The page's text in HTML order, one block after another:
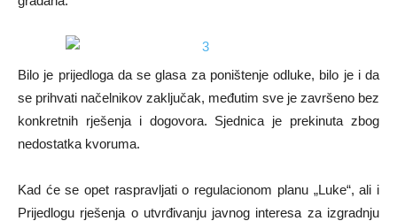
Bilo je prijedloga da se glasa za poništenje odluke, bilo je i da
se prihvati načelnikov zaključak, međutim sve je završeno bez
konkretnih rješenja i dogovora. Sjednica je prekinuta zbog
nedostatka kvoruma.
Kad će se opet raspravljati o regulacionom planu „Luke“, ali i
Prijedlogu rješenja o utvrđivanju javnog interesa za izgradnju